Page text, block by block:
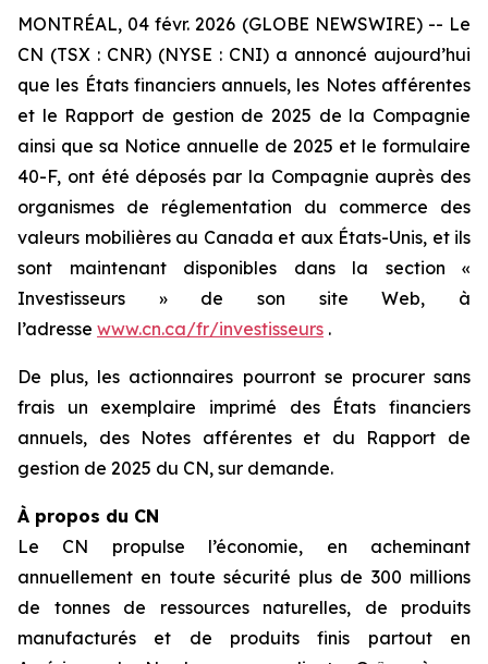
MONTRÉAL, 04 févr. 2026 (GLOBE NEWSWIRE) -- Le
CN (TSX : CNR) (NYSE : CNI) a annoncé aujourd’hui
que les États financiers annuels, les Notes afférentes
et le Rapport de gestion de 2025 de la Compagnie
ainsi que sa Notice annuelle de 2025 et le formulaire
40-F, ont été déposés par la Compagnie auprès des
organismes de réglementation du commerce des
valeurs mobilières au Canada et aux États-Unis, et ils
sont maintenant disponibles dans la section «
Investisseurs » de son site Web, à
l’adresse www.cn.ca/fr/investisseurs .
De plus, les actionnaires pourront se procurer sans
frais un exemplaire imprimé des États financiers
annuels, des Notes afférentes et du Rapport de
gestion de 2025 du CN, sur demande.
À propos du CN
Le CN propulse l’économie, en acheminant
annuellement en toute sécurité plus de 300 millions
de tonnes de ressources naturelles, de produits
manufacturés et de produits finis partout en